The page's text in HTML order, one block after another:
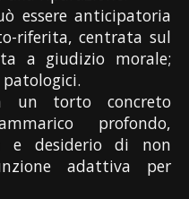
essere anticipatoria
riferita, centrata sul
a giudizio morale;
un torto concreto
profondo,
desiderio di non
adattiva per